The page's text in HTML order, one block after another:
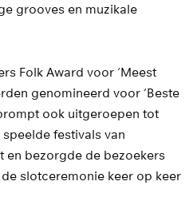
grooves en muzikale
Folk Award voor ‘Meest
genomineerd voor ‘Beste
ook uitgeroepen tot
speelde festivals van
en bezorgde de bezoekers
slotceremonie keer op keer